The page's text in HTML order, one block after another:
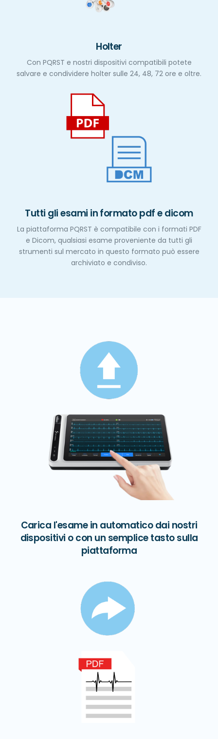
Holter
Con PQRST e nostri dispositivi compatibili potete
salvare e condividere holter sulle 24, 48, 72 ore e oltre.
Tutti gli esami in formato pdf e dicom
La piattaforma PQRST è compatibile con i formati PDF
e Dicom, qualsiasi esame proveniente da tutti gli
strumenti sul mercato in questo formato può essere
archiviato e condiviso.
Carica l'esame in automatico dai nostri
dispositivi o con un semplice tasto sulla
piattaforma